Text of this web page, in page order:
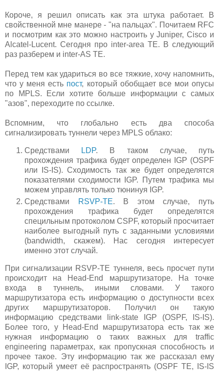
Короче, я решил описать как эта штука работает. В
свойственной мне манере - "на пальцах". Почитаем RFC
и посмотрим как это можно настроить у Juniper, Cisco и
Alcatel-Lucent. Сегодня про inter-area TE. В следующий
раз разберем и inter-AS TE.
Перед тем как удариться во все тяжкие, хочу напомнить,
что у меня есть пост, который обобщает все мои опусы
по MPLS. Если хотите больше информации с самых
"азов", переходите по ссылке.
Вспомним, что глобально есть два способа
сигнализировать туннели через MPLS облако:
Средствами LDP. В таком случае, путь
прохождения трафика будет определен IGP (OSPF
или IS-IS). Сходимость так же будет определятся
показателями сходимости IGP. Путем трафика мы
можем управлять только тюнинуя IGP.
Средствами
RSVP-TE. В этом случае, путь
прохождения трафика будет определятся
специльным протоколом CSPF, который просчитает
наиболее выгодный путь с заданными условиями
(bandwidth, скажем). Нас сегодня интересует
именно этот случай.
При сигнализации RSVP-TE туннеля, весь просчет пути
происходит на Head-End маршрутизаторе. На точке
входа в туннель, иными словами. У такого
маршрутизатора есть информацию о доступности всех
других маршрутизаторов. Получил он такую
информацию средствами link-state IGP (OSPF, IS-IS).
Более того, у Head-End маршрутизатора есть так же
нужная информацию о таких важных для traffic
engineering параметрах, как пропускная способность и
прочее такое. Эту информацию так же рассказал ему
IGP, который умеет её распространять (OSPF TE, IS-IS